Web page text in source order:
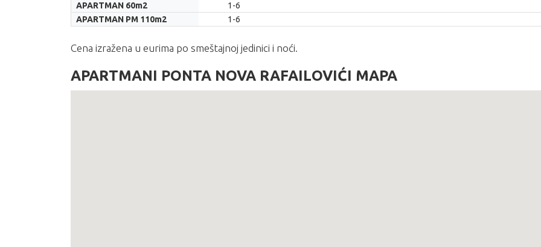
APARTMAN 60m2
1-6
APARTMAN PM 110m2
1-6
Cena izražena u eurima po smeštajnoj jedinici i noći.
APARTMANI PONTA NOVA RAFAILOVIĆI MAPA